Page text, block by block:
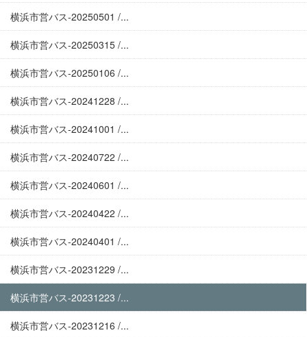
横浜市営バス-20250501 /...
横浜市営バス-20250315 /...
横浜市営バス-20250106 /...
横浜市営バス-20241228 /...
横浜市営バス-20241001 /...
横浜市営バス-20240722 /...
横浜市営バス-20240601 /...
横浜市営バス-20240422 /...
横浜市営バス-20240401 /...
横浜市営バス-20231229 /...
横浜市営バス-20231223 /...
横浜市営バス-20231216 /...